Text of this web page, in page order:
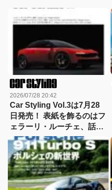
2026/07/28 20:42
Car Styling Vol.3は7月28
日発売！ 表紙を飾るのはフ
ェラーリ・ルーチェ、話題
のBYD RACCOのデザイン
解説もいち早く掲載